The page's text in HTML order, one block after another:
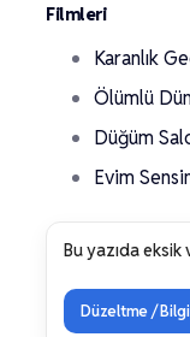
Filmleri
Karanlık
Ölümlü
Düğüm
Evim
Bu yazıda eksik
Düzeltme /